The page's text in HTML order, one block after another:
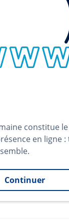
constitue
en ligne :
Continuer